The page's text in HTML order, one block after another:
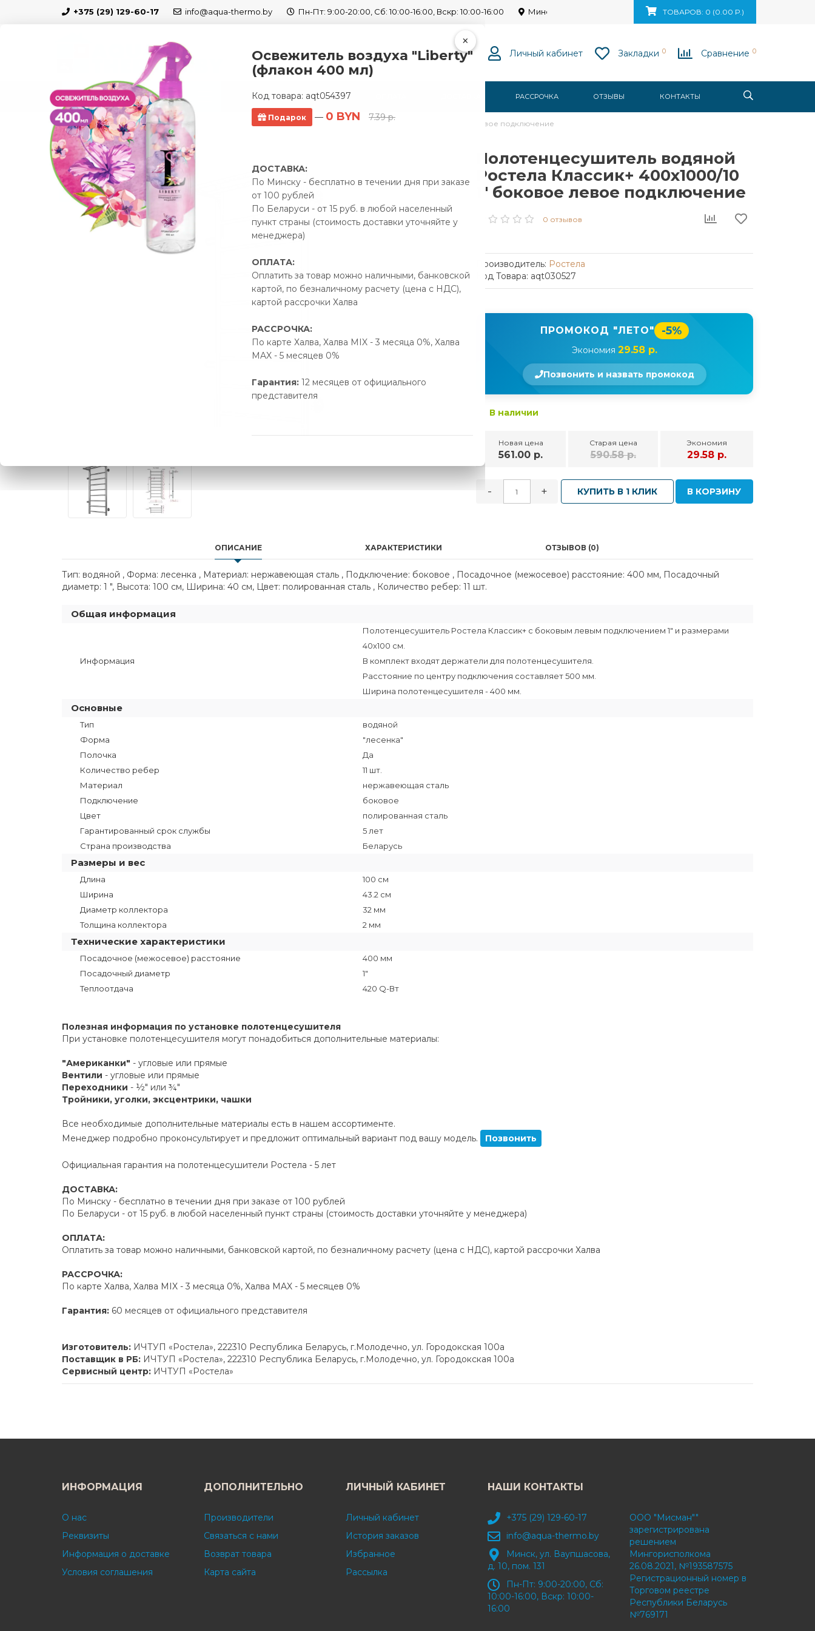
×
Освежитель воздуха "Liberty"
(флакон 400 мл)
Код товара: aqt054397
Подарок — 0 BYN 7.39 р.
ДОСТАВКА:
По Минску - бесплатно в течении дня при заказе
от 100 рублей
По Беларуси - от 15 руб. в любой населенный
пункт страны (стоимость доставки уточняйте у
менеджера)
ОПЛАТА:
Оплатить за товар можно наличными, банковской
картой, по безналичному расчету (цена с НДС),
картой рассрочки Халва
РАССРОЧКА:
По карте Халва, Халва MIX - 3 месяца 0%, Халва
MAX - 5 месяцев 0%
Гарантия: 12 месяцев от официального
представителя
+375 (29) 129-60-17 info@aqua-thermo.by Пн-Пт: 9:00-20:00, Сб: 10:00-16:00, Вскр: 10:00-16:00 Минск, ул. Ваупшасова, д. 10, пом. 131ТОВАРОВ: 0 (0.00 Р.)
Личный кабинет Закладки 0 Сравнение 0
КАТАЛОГ БЛОГ О НАС РАССРОЧКА ОТЗЫВЫ КОНТАКТЫ
Полотенцесушители Полотенцесушитель водяной Ростела Классик+ 400x1000/10 1" боковое левое подключение
Подарок
Скидка 5 %
Бесплатная доставка по РБ
Полотенцесушитель водяной
Ростела Классик+ 400x1000/10
1" боковое левое подключение
0 отзывов
Производитель: Ростела
Код Товара: aqt030527
ПРОМОКОД "ЛЕТО" -5%
Экономия 29.58 р.
Позвонить и назвать промокод
В наличии
Новая цена
561.00 р.
Старая цена
590.58 р.
Экономия
29.58 р.
- + КУПИТЬ В 1 КЛИК В КОРЗИНУ
ОПИСАНИЕ ХАРАКТЕРИСТИКИ ОТЗЫВОВ (0)
Тип: водяной , Форма: лесенка , Материал: нержавеющая сталь , Подключение: боковое , Посадочное (межосевое) расстояние: 400 мм, Посадочный
диаметр: 1 ", Высота: 100 см, Ширина: 40 см, Цвет: полированная сталь , Количество ребер: 11 шт.
Общая информация
Информация
Полотенцесушитель Ростела Классик+ с боковым левым подключением 1" и размерами
40x100 см.
В комплект входят держатели для полотенцесушителя.
Расстояние по центру подключения составляет 500 мм.
Ширина полотенцесушителя - 400 мм.
Основные
Тип
водяной
Форма
"лесенка"
Полочка
Да
Количество ребер
11 шт.
Материал
нержавеющая сталь
Подключение
боковое
Цвет
полированная сталь
Гарантированный срок службы
5 лет
Страна производства
Беларусь
Размеры и вес
Длина
100 см
Ширина
43.2 см
Диаметр коллектора
32 мм
Толщина коллектора
2 мм
Технические характеристики
Посадочное (межосевое) расстояние
400 мм
Посадочный диаметр
1"
Теплоотдача
420 Q-Вт
Полезная информация по установке полотенцесушителя
При установке полотенцесушителя могут понадобиться дополнительные материалы:
"Американки" - угловые или прямые
Вентили - угловые или прямые
Переходники - ½" или ¾"
Тройники, уголки, эксцентрики, чашки
Все необходимые дополнительные материалы есть в нашем ассортименте.
Менеджер подробно проконсультирует и предложит оптимальный вариант под вашу модель.
Позвонить
Официальная гарантия на полотенцесушители Ростела - 5 лет
ДОСТАВКА:
По Минску - бесплатно в течении дня при заказе от 100 рублей
По Беларуси - от 15 руб. в любой населенный пункт страны (стоимость доставки уточняйте у менеджера)
ОПЛАТА:
Оплатить за товар можно наличными, банковской картой, по безналичному расчету (цена с НДС), картой рассрочки Халва
РАССРОЧКА:
По карте Халва, Халва MIX - 3 месяца 0%, Халва MAX - 5 месяцев 0%
Гарантия: 60 месяцев от официального представителя
Изготовитель: ИЧТУП «Ростела», 222310 Республика Беларусь, г.Молодечно, ул. Городокская 100а
Поставщик в РБ: ИЧТУП «Ростела», 222310 Республика Беларусь, г.Молодечно, ул. Городокская 100а
Сервисный центр: ИЧТУП «Ростела»
ИНФОРМАЦИЯ
О нас
Реквизиты
Информация о доставке
Условия соглашения
ДОПОЛНИТЕЛЬНО
Производители
Связаться с нами
Возврат товара
Карта сайта
ЛИЧНЫЙ КАБИНЕТ
Личный кабинет
История заказов
Избранное
Рассылка
НАШИ КОНТАКТЫ
+375 (29) 129-60-17
info@aqua-thermo.by
Минск, ул. Ваупшасова,
д. 10, пом. 131
Пн-Пт: 9:00-20:00, Сб:
10:00-16:00, Вскр: 10:00-
16:00
ООО "Мисман""
зарегистрирована
решением
Мингорисполкома
26.08.2021, №193587575
Регистрационный номер в
Торговом реестре
Республики Беларусь
№769171